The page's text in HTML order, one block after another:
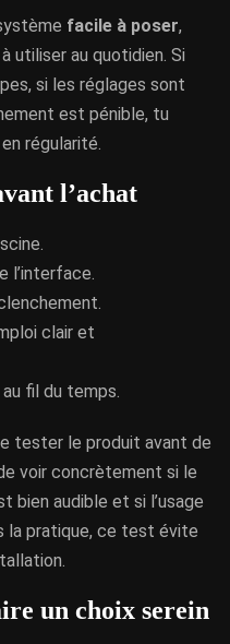
facile à poser,
utiliser au quotidien. Si
si les réglages sont
est pénible, tu
régularité.
l’achat
l’interface.
clair et
fil du temps.
tester le produit avant de
voir concrètement si le
bien audible et si l’usage
la pratique, ce test évite
un choix serein